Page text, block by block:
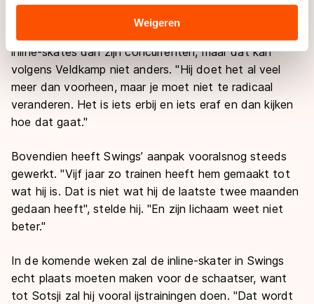
verstrekt of die zij hebben verzameld via hun services.
Sommige partners kunnen gegevens doorgeven aan
landen buiten de EU, zoals de VS, waar mogelijk geen
adequaat beschermingsniveau geldt volgens de GDPR.
Door op ‘Toestaan’ te klikken, stemt u in met deze
overdracht. Meer informatie vindt u in onscookiebeleid
Weigeren
Opvallend blijft dat Swings relatief nog altijd weinig
inline-skates dan zijn concurrenten, maar dat kan
volgens Veldkamp niet anders. "Hij doet het al veel
meer dan voorheen, maar je moet niet te radicaal
veranderen. Het is iets erbij en iets eraf en dan kijken
hoe dat gaat."
Bovendien heeft Swings’ aanpak vooralsnog steeds
gewerkt. "Vijf jaar zo trainen heeft hem gemaakt tot
wat hij is. Dat is niet wat hij de laatste twee maanden
gedaan heeft", stelde hij. "En zijn lichaam weet niet
beter."
In de komende weken zal de inline-skater in Swings
echt plaats moeten maken voor de schaatser, want
tot Sotsji zal hij vooral ijstrainingen doen. "Dat wordt